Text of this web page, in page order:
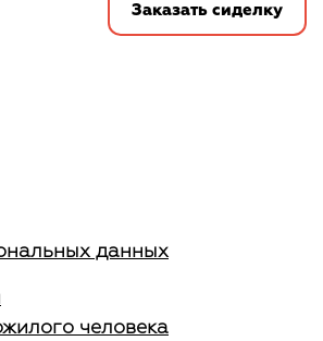
Заказать сиделку
данных
человека